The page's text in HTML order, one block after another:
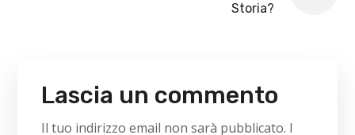
Storia?
Lascia un commento
Il tuo indirizzo email non sarà pubblicato. I